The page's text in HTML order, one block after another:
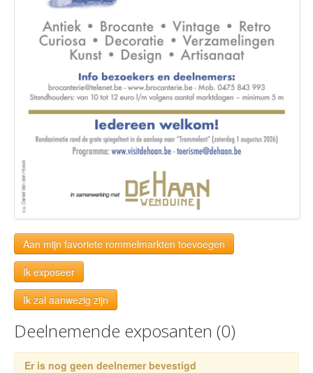
Aan mijn favoriete rommelmarkten toevoegen
Ik exposeer
Ik zal aanwezig zijn
Deelnemende exposanten (0)
Er is nog geen deelnemer bevestigd